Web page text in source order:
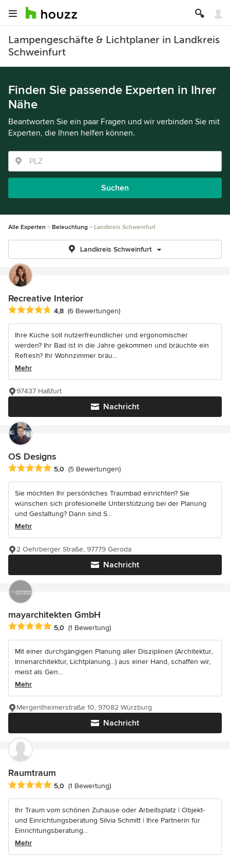
Lampengeschäfte & Lichtplaner in Landkreis
Schweinfurt
Finden Sie passende Experten in Ihrer
Nähe
Beantworten Sie ein paar Fragen und wir verbinden Sie mit
Experten, die Ihnen helfen können.
Suchen
Alle Experten Beleuchtung Landkreis Schweinfurt
Landkreis Schweinfurt
Recreative Interior
Durchschnittliche Bewertung: 4.8 von 5 Sternen
4,8 (6 Bewertungen)
Ihre Küche soll nutzerfreundlicher und ergonomischer
werden? Ihr Bad ist in die Jahre gekommen und bräuchte ein
Refresh? Ihr Wohnzimmer bräu...
Mehr
Nachricht
97437 Haßfurt
OS Designs
Durchschnittliche Bewertung: 5 von 5 Sternen
5,0 (5 Bewertungen)
Sie möchten Ihr persönliches Traumbad einrichten? Sie
wünschen sich profesionelle Unterstützung bei der Planung
und Gestaltung? Dann sind S...
Mehr
Nachricht
2 Oehrberger Straße, 97779 Geroda
mayarchitekten GmbH
Durchschnittliche Bewertung: 5 von 5 Sternen
5,0 (1 Bewertung)
Mit einer durchgängigen Planung aller Disziplinen (Architektur,
Innenarchitektur, Lichtplanung...) aus einer Hand, schaffen wir,
meist als Gen...
Mehr
Nachricht
Mergentheimerstraße 10, 97082 Würzburg
Raumtraum
Durchschnittliche Bewertung: 5 von 5 Sternen
5,0 (1 Bewertung)
Ihr Traum vom schönen Zuhause oder Arbeitsplatz | Objekt-
und Einrichtungsberatung Silvia Schmitt | Ihre Partnerin für
Einrichtungsberatung...
Mehr